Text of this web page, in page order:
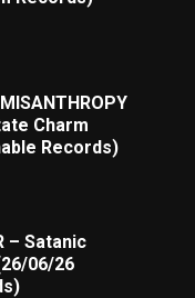
Charm
Records)
– Satanic
06/26